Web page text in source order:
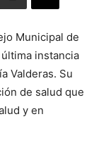
Municipal de
instancia
Valderas. Su
de salud que
y en